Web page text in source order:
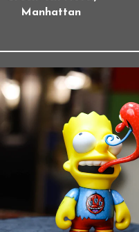
Manhattan